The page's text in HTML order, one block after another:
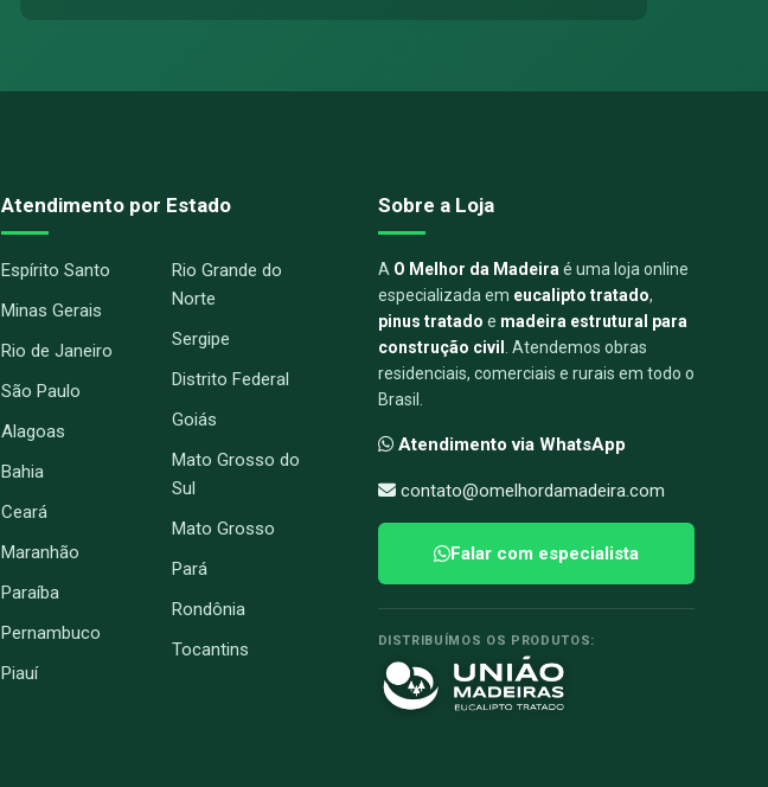
Atendimento por Estado
Espírito Santo
Minas Gerais
Rio de Janeiro
São Paulo
Alagoas
Bahia
Ceará
Maranhão
Paraíba
Pernambuco
Piauí
Rio Grande do
Norte
Sergipe
Distrito Federal
Goiás
Mato Grosso do
Sul
Mato Grosso
Pará
Rondônia
Tocantins
Sobre a Loja
A O Melhor da Madeira é uma loja online
especializada em eucalipto tratado,
pinus tratado e madeira estrutural para
construção civil
. Atendemos obras
residenciais, comerciais e rurais em todo o
Brasil.
Atendimento via WhatsApp
contato@omelhordamadeira.com
Falar com especialista
DISTRIBUÍMOS OS PRODUTOS: